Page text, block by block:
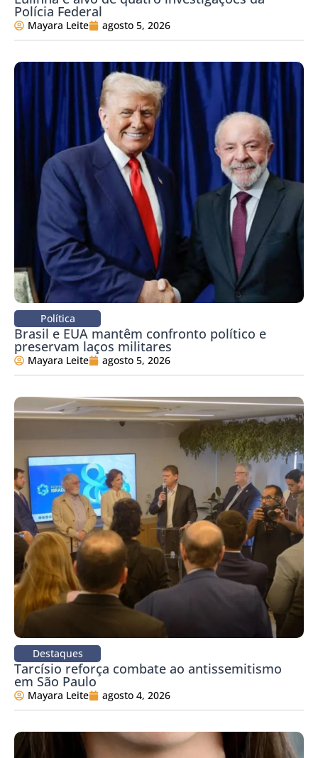
Polícia Federal
Mayara Leite agosto 5, 2026
Política
Brasil e EUA mantêm confronto político e
preservam laços militares
Mayara Leite agosto 5, 2026
Destaques
Tarcísio reforça combate ao antissemitismo
em São Paulo
Mayara Leite agosto 4, 2026